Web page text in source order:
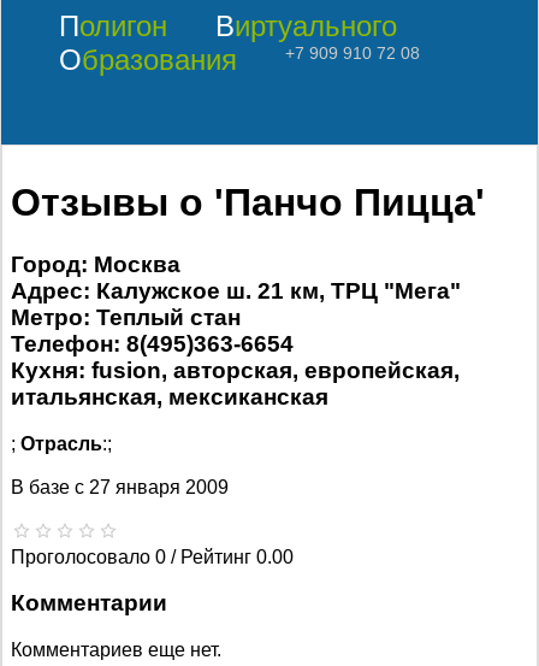
Полигон
Виртуального
Образования
+7 909 910 72 08
Отзывы о 'Панчо Пицца'
Город: Москва
Адрес: Калужское ш. 21 км, ТРЦ "Мега"
Метро: Теплый стан
Телефон: 8(495)363-6654
Кухня: fusion, авторская, европейская,
итальянская, мексиканская
; Отрасль:;
В базе с 27 января 2009
Проголосовало 0 / Рейтинг 0.00
Комментарии
Комментариев еще нет.